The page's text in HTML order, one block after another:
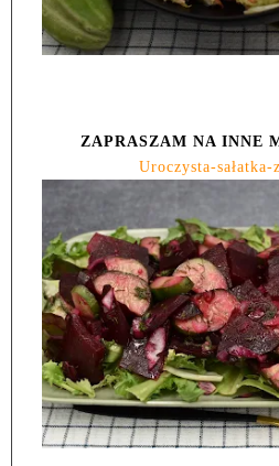
ZAPRASZAM NA INNE
Uroczysta-